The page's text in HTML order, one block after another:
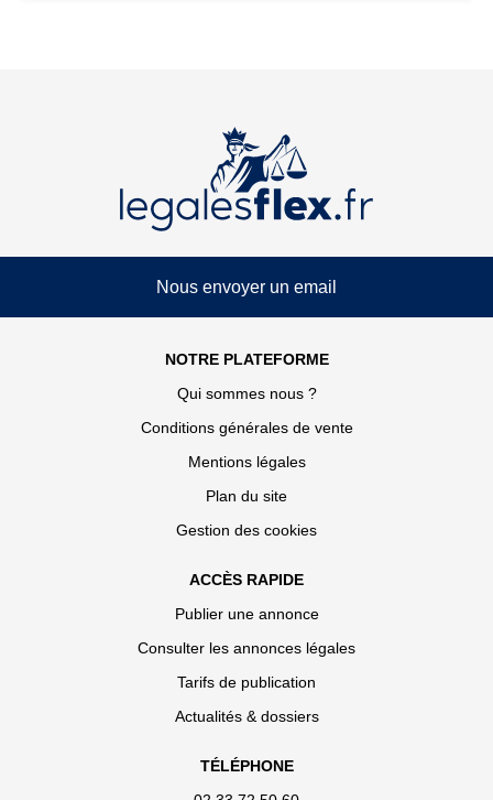
Nous envoyer un email
NOTRE PLATEFORME
Qui sommes nous ?
Conditions générales de vente
Mentions légales
Plan du site
Gestion des cookies
ACCÈS RAPIDE
Publier une annonce
Consulter les annonces légales
Tarifs de publication
Actualités & dossiers
TÉLÉPHONE